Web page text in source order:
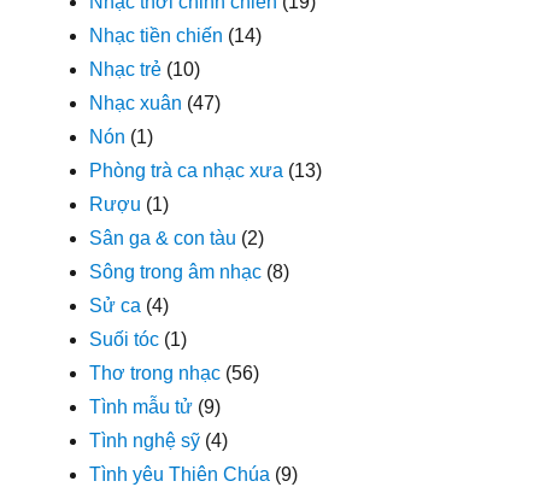
Nhạc tiền chiến (14)
Nhạc trẻ (10)
Nhạc xuân (47)
Nón (1)
Phòng trà ca nhạc xưa (13)
Rượu (1)
Sân ga & con tàu (2)
Sông trong âm nhạc (8)
Sử ca (4)
Suối tóc (1)
Thơ trong nhạc (56)
Tình mẫu tử (9)
Tình nghệ sỹ (4)
Tình yêu Thiên Chúa (9)